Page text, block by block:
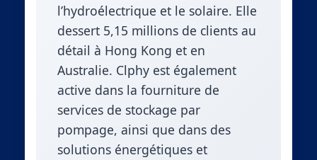
l’hydroélectrique et le solaire. Elle
dessert 5,15 millions de clients au
détail à Hong Kong et en
Australie. Clphy est également
active dans la fourniture de
services de stockage par
pompage, ainsi que dans des
solutions énergétiques et